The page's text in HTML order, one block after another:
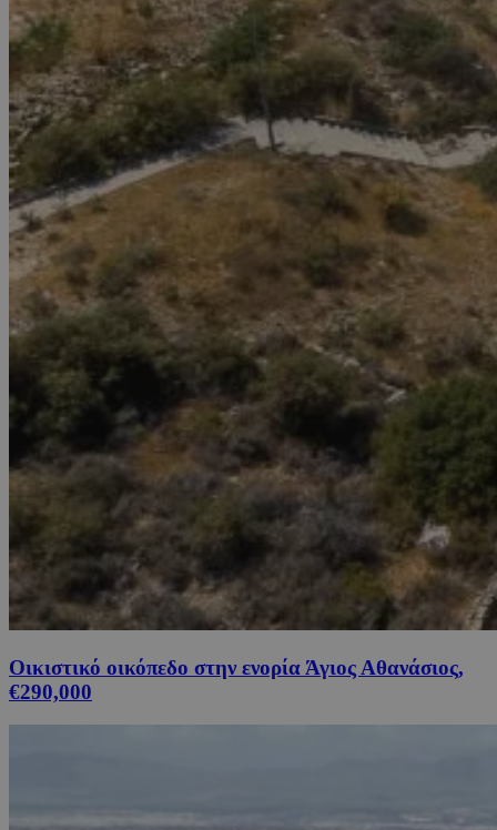
Οικιστικό οικόπεδο στην ενορία Άγιος Αθανάσιος,
€290,000